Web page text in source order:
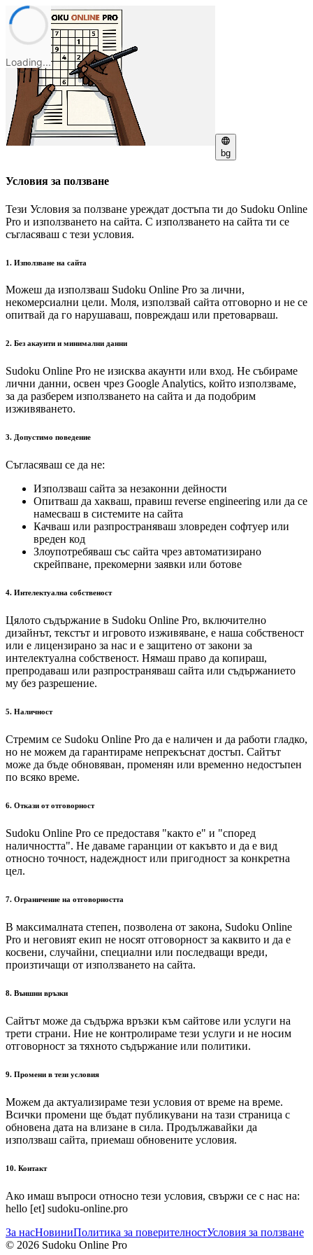
Loading...
bg
Условия за ползване
Тези Условия за ползване уреждат достъпа ти до Sudoku Online
Pro и използването на сайта. С използването на сайта ти се
съгласяваш с тези условия.
1. Използване на сайта
Можеш да използваш Sudoku Online Pro за лични,
некомерсиални цели. Моля, използвай сайта отговорно и не се
опитвай да го нарушаваш, повреждаш или претоварваш.
2. Без акаунти и минимални данни
Sudoku Online Pro не изисква акаунти или вход. Не събираме
лични данни, освен чрез Google Analytics, който използваме,
за да разберем използването на сайта и да подобрим
изживяването.
3. Допустимо поведение
Съгласяваш се да не:
Използваш сайта за незаконни дейности
Опитваш да хакваш, правиш reverse engineering или да се
намесваш в системите на сайта
Качваш или разпространяваш зловреден софтуер или
вреден код
Злоупотребяваш със сайта чрез автоматизирано
скрейпване, прекомерни заявки или ботове
4. Интелектуална собственост
Цялото съдържание в Sudoku Online Pro, включително
дизайнът, текстът и игровото изживяване, е наша собственост
или е лицензирано за нас и е защитено от закони за
интелектуална собственост. Нямаш право да копираш,
препродаваш или разпространяваш сайта или съдържанието
му без разрешение.
5. Наличност
Стремим се Sudoku Online Pro да е наличен и да работи гладко,
но не можем да гарантираме непрекъснат достъп. Сайтът
може да бъде обновяван, променян или временно недостъпен
по всяко време.
6. Откази от отговорност
Sudoku Online Pro се предоставя "както е" и "според
наличността". Не даваме гаранции от какъвто и да е вид
относно точност, надеждност или пригодност за конкретна
цел.
7. Ограничение на отговорността
В максималната степен, позволена от закона, Sudoku Online
Pro и неговият екип не носят отговорност за каквито и да е
косвени, случайни, специални или последващи вреди,
произтичащи от използването на сайта.
8. Външни връзки
Сайтът може да съдържа връзки към сайтове или услуги на
трети страни. Ние не контролираме тези услуги и не носим
отговорност за тяхното съдържание или политики.
9. Промени в тези условия
Можем да актуализираме тези условия от време на време.
Всички промени ще бъдат публикувани на тази страница с
обновена дата на влизане в сила. Продължавайки да
използваш сайта, приемаш обновените условия.
10. Контакт
Ако имаш въпроси относно тези условия, свържи се с нас на:
hello [et] sudoku-online.pro
За насНовиниПолитика за поверителностУсловия за ползване
© 2026 Sudoku Online Pro